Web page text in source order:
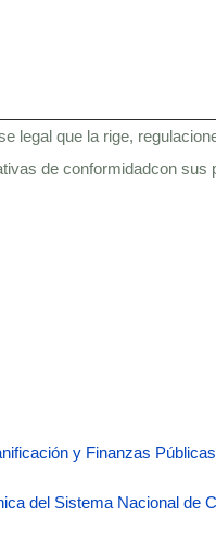
legal que la rige,
de conformidadcon sus
y Finanzas Públicas
del Sistema Nacional de